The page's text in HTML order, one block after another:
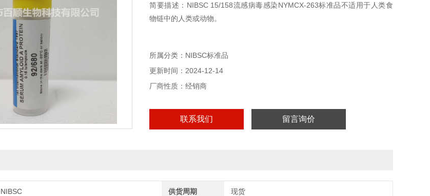
简要描述：NIBSC 15/158流感病毒感染NYMCX-263标准品不适用于人类食
物链中的人类或动物。
所属分类：NIBSC标准品
更新时间：2024-12-14
厂商性质：经销商
联系我们 留言询价
NIBSC 供货周期 现货